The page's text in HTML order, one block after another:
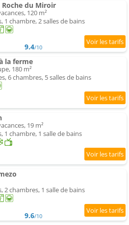
Roche du Miroir
120 m²
1 chambre, 2 salles de bains
9.4/10
la ferme
180 m²
6 chambres, 5 salles de bains
19 m²
1 chambre, 1 salle de bains
2 chambres, 1 salle de bains
9.6/10